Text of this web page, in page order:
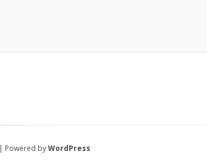
| Powered byWordPress